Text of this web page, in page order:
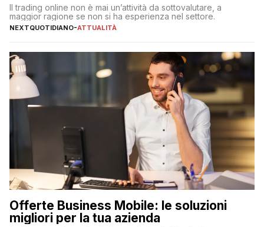
Il trading online non è mai un’attività da sottovalutare, a
maggior ragione se non si ha esperienza nel settore.
NEXTQUOTIDIANO-ATTUALITÀ
Offerte Business Mobile: le soluzioni
migliori per la tua azienda